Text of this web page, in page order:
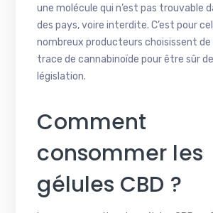
une molécule qui n’est pas trouvable
des pays, voire interdite. C’est pour
nombreux producteurs choisissent
trace de cannabinoïde pour être sûr
législation.
Comment
consommer les
gélules CBD ?